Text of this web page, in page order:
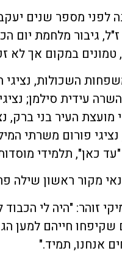
לפני מספר שנים
גיבור מלחמת יום
טמונים במקום אך לא
השכולות,
עידית סילמן;
מועצת העיר בני ברק,
פורום משרתי
כאן", תלמידי
מקור ראשון שילה
זוהר: "היה לי
שקיפחו חייהם למען
אנחנו, תמיד."